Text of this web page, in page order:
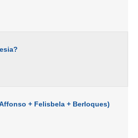
+ Felisbela + Berloques)